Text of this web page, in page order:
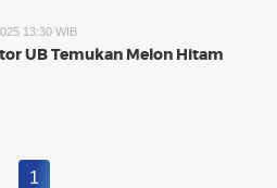
13:30 WIB
UB Temukan Melon Hitam
1